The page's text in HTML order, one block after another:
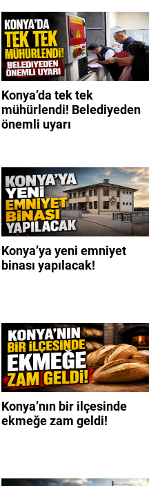
Konya’da tek tek
mühürlendi! Belediyeden
önemli uyarı
Konya’ya yeni emniyet
binası yapılacak!
Konya’nın bir ilçesinde
ekmeğe zam geldi!